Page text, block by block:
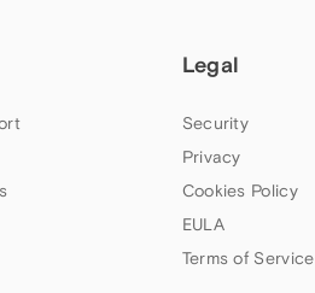
Legal
Security
Privacy
Cookies Policy
EULA
Terms of Service